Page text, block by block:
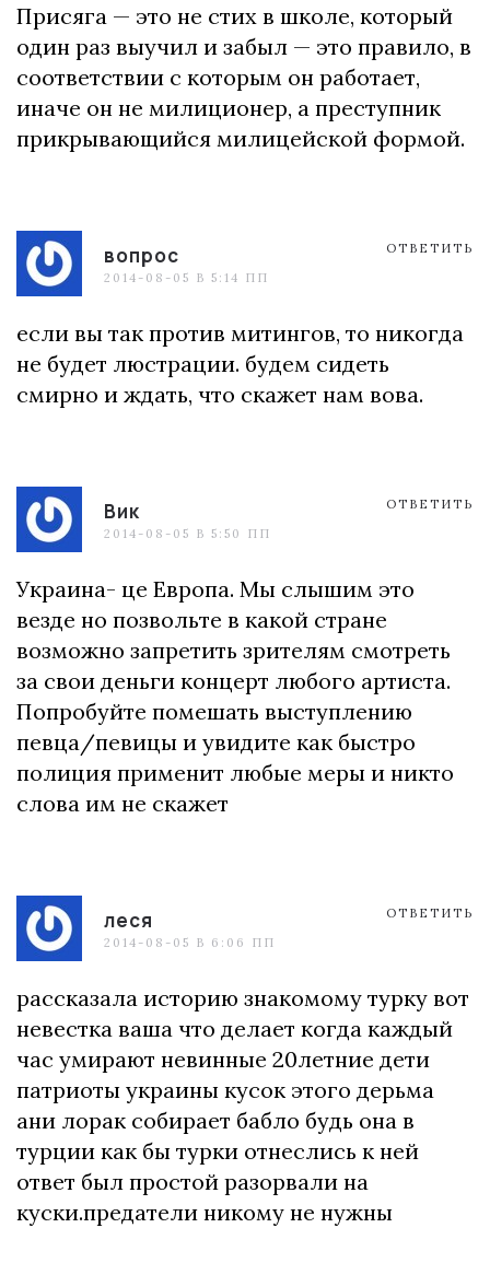
Присяга — это не стих в школе, который
один раз выучил и забыл — это правило, в
соответствии с которым он работает,
иначе он не милиционер, а преступник
прикрывающийся милицейской формой.
вопрос
2014-08-05 В 5:14 ПП
ОТВЕТИТЬ
если вы так против митингов, то никогда
не будет люстрации. будем сидеть
смирно и ждать, что скажет нам вова.
Вик
2014-08-05 В 5:50 ПП
ОТВЕТИТЬ
Украина- це Европа. Мы слышим это
везде но позвольте в какой стране
возможно запретить зрителям смотреть
за свои деньги концерт любого артиста.
Попробуйте помешать выступлению
певца/певицы и увидите как быстро
полиция применит любые меры и никто
слова им не скажет
леся
2014-08-05 В 6:06 ПП
ОТВЕТИТЬ
рассказала историю знакомому турку вот
невестка ваша что делает когда каждый
час умирают невинные 20летние дети
патриоты украины кусок этого дерьма
ани лорак собирает бабло будь она в
турции как бы турки отнеслись к ней
ответ был простой разорвали на
куски.предатели никому не нужны